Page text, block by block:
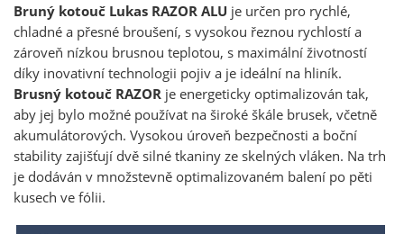
Bruný kotouč Lukas RAZOR ALU je určen pro rychlé,
chladné a přesné broušení, s vysokou řeznou rychlostí a
zároveň nízkou brusnou teplotou, s maximální životností
díky inovativní technologii pojiv a je ideální na hliník.
Brusný kotouč RAZOR je energeticky optimalizován tak,
aby jej bylo možné používat na široké škále brusek, včetně
akumulátorových. Vysokou úroveň bezpečnosti a boční
stability zajišťují dvě silné tkaniny ze skelných vláken. Na trh
je dodáván v množstevně optimalizovaném balení po pěti
kusech ve fólii.